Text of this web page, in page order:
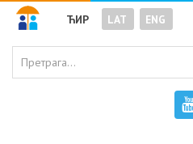
ЋИР LAT ENG